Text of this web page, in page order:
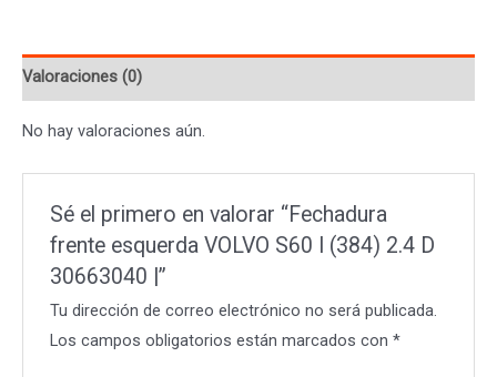
(384)
D
30663040
cantidad
Valoraciones (0)
No hay valoraciones aún.
Sé el primero en valorar “Fechadura
frente esquerda VOLVO S60 I (384) 2.4 D
30663040 |”
Tu dirección de correo electrónico no será publicada.
Los campos obligatorios están marcados con*